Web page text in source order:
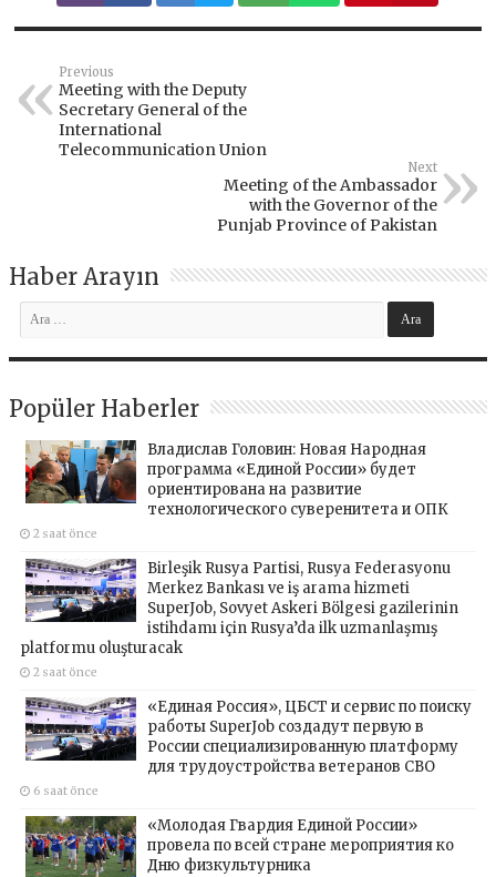
Previous
Meeting with the Deputy
Secretary General of the
International
Telecommunication Union
Next
Meeting of the Ambassador
with the Governor of the
Punjab Province of Pakistan
Haber Arayın
Popüler Haberler
Владислав Головин: Новая Народная
программа «Единой России» будет
ориентирована на развитие
технологического суверенитета и ОПК
2 saat önce
Birleşik Rusya Partisi, Rusya Federasyonu
Merkez Bankası ve iş arama hizmeti
SuperJob, Sovyet Askeri Bölgesi gazilerinin
istihdamı için Rusya’da ilk uzmanlaşmış
platformu oluşturacak
2 saat önce
«Единая Россия», ЦБСТ и сервис по поиску
работы SuperJob создадут первую в
России специализированную платформу
для трудоустройства ветеранов СВО
6 saat önce
«Молодая Гвардия Единой России»
провела по всей стране мероприятия ко
Дню физкультурника